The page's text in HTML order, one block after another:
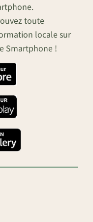
toute
locale sur
Smartphone !